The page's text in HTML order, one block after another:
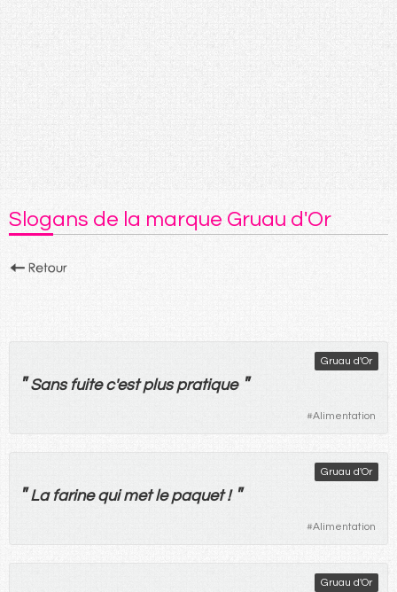
Slogans de la marque Gruau d'Or
Gruau d'Or
" Sans fuitec'est plus pratique "
#Alimentation
Gruau d'Or
" La farine qui met le paquet! "
#Alimentation
Gruau d'Or